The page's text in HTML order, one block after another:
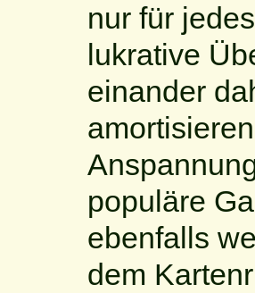
nur für
lukrative
einander
populäre
ebenfalls
dem